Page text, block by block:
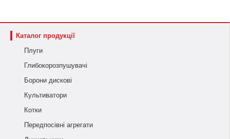
Каталог продукції
Плуги
Глибокорозпушувачі
Борони дискові
Культиватори
Котки
Передпосівні агрегати